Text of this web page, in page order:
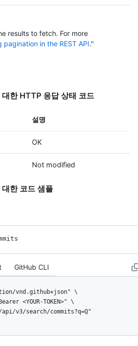
results to fetch. For more
pagination in the REST API."
한 HTTP 응답 상태 코드
설명
OK
Not modified
한 코드 샘플
GitHub CLI
api/v3/search/commits?q=Q"